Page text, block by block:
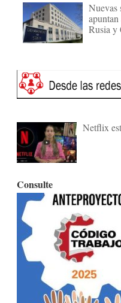
Nuevas
Rusia y
Netflix
Consulte